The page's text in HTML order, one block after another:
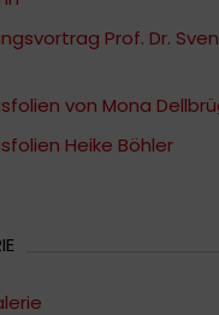
Prof. Dr. Sven
von Mona
Heike Böhler